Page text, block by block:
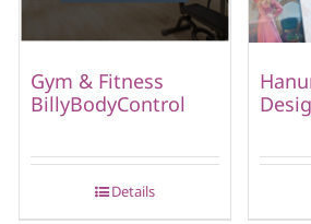
Gym & Fitness
BillyBodyControl
Details